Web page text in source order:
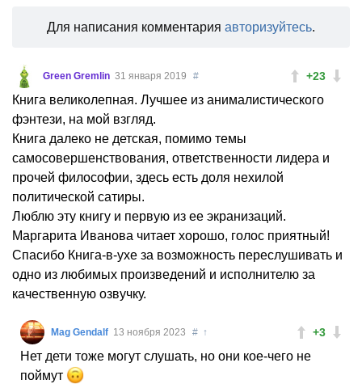
Для написания комментария авторизуйтесь.
+23
Green Gremlin 31 января 2019 #
Книга великолепная. Лучшее из анималистического
фэнтези, на мой взгляд.
Книга далеко не детская, помимо темы
самосовершенствования, ответственности лидера и
прочей философии, здесь есть доля нехилой
политической сатиры.
Люблю эту книгу и первую из ее экранизаций.
Маргарита Иванова читает хорошо, голос приятный!
Спасибо Книга-в-ухе за возможность переслушивать и
одно из любимых произведений и исполнителю за
качественную озвучку.
+3
Mag Gendalf 13 ноября 2023 # ↑
Нет дети тоже могут слушать, но они кое-чего не
поймут